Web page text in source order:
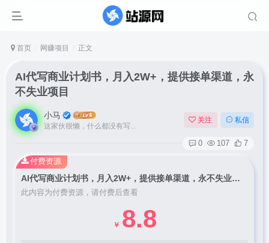
首页 网赚项目 正文
AI代写商业计划书，月入2W+，提供接单渠道，永
不失业项目
小马
这家伙很懒，什么都没有写...
关注 私信
0 107 7
AI代写商业计划书，月入2W+，提供接单渠道，永不失业项目
此内容为付费资源，请付费后查看
￥ 8.8
付费资源